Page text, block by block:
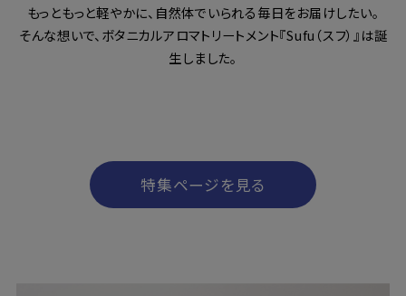
もっともっと軽やかに、自然体でいられる毎日をお届けしたい。
そんな想いで、ボタニカルアロマトリートメント『Sufu（スフ）』は誕
生しました。
特集ページを見る